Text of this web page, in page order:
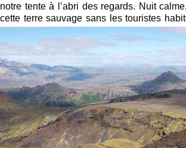
notre tente à l’abri des regards. Nuit
cette terre sauvage sans les touristes